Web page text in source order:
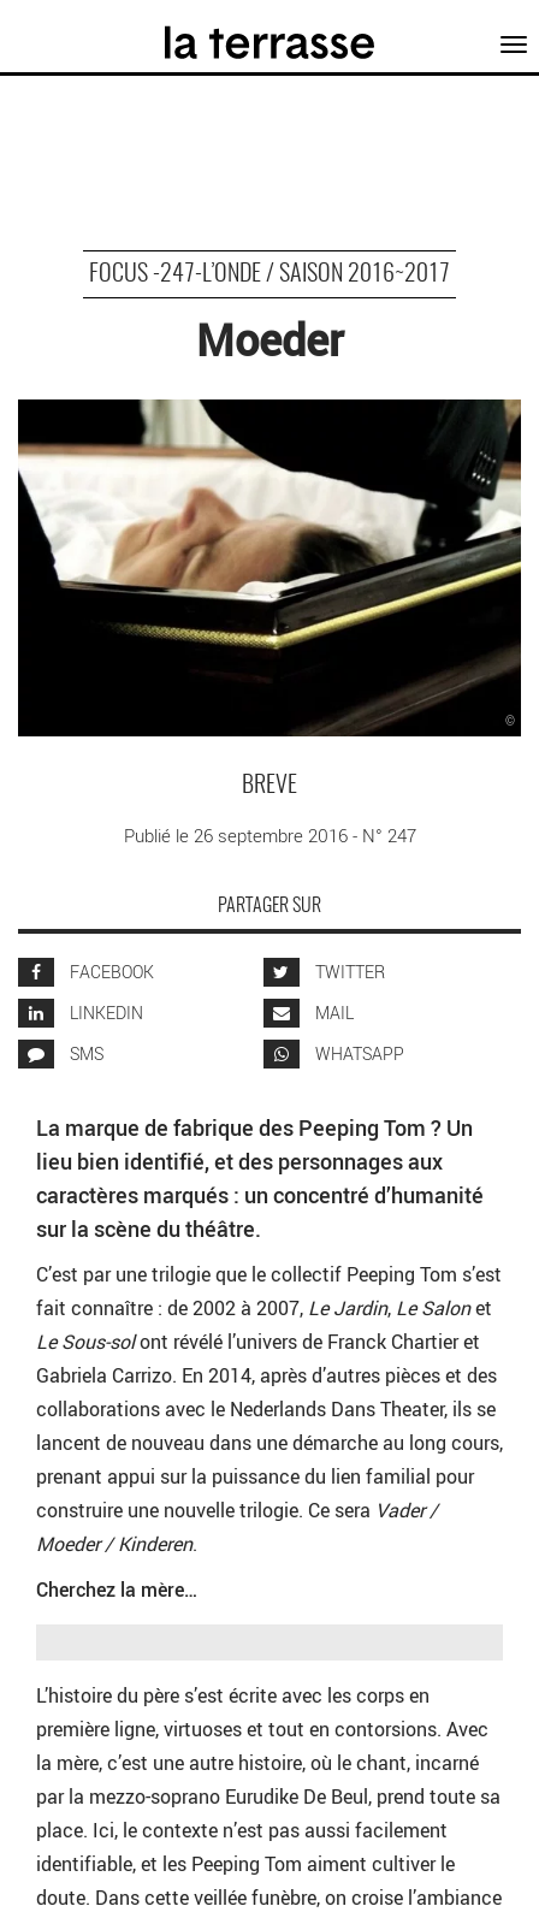
FOCUS -247-L’ONDE / SAISON 2016~2017
Moeder
©
BREVE
Publié le 26 septembre 2016 - N° 247
PARTAGER SUR
FACEBOOK
TWITTER
LINKEDIN
MAIL
SMS
WHATSAPP
La marque de fabrique des Peeping Tom ? Un
lieu bien identifié, et des personnages aux
caractères marqués : un concentré d’humanité
sur la scène du théâtre.
C’est par une trilogie que le collectif Peeping Tom s’est
fait connaître : de 2002 à 2007, Le Jardin, Le Salonet
Le Sous-solont révélé l’univers de Franck Chartier et
Gabriela Carrizo. En 2014, après d’autres pièces et des
collaborations avec le Nederlands Dans Theater, ils se
lancent de nouveau dans une démarche au long cours,
prenant appui sur la puissance du lien familial pour
construire une nouvelle trilogie. Ce sera Vader /
Moeder / Kinderen.
Cherchez la mère…
L’histoire du père s’est écrite avec les corps en
première ligne, virtuoses et tout en contorsions. Avec
la mère, c’est une autre histoire, où le chant, incarné
par la mezzo-soprano Eurudike De Beul, prend toute sa
place. Ici, le contexte n’est pas aussi facilement
identifiable, et les Peeping Tom aiment cultiver le
doute. Dans cette veillée funèbre, on croise l’ambiance